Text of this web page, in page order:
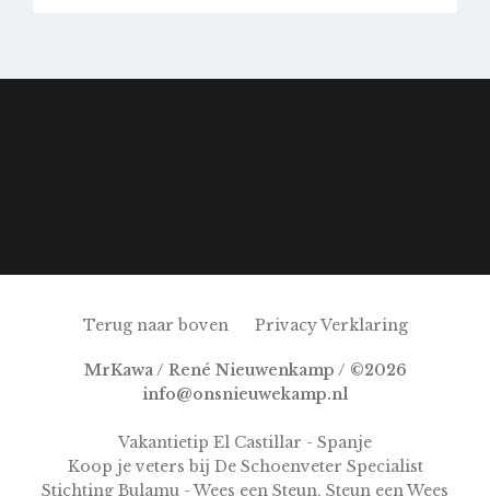
Terug naar boven Privacy Verklaring
MrKawa / René Nieuwenkamp / ©2026
info@onsnieuwekamp.nl
Vakantietip El Castillar - Spanje
Koop je veters bij De Schoenveter Specialist
Stichting Bulamu - Wees een Steun, Steun een Wees